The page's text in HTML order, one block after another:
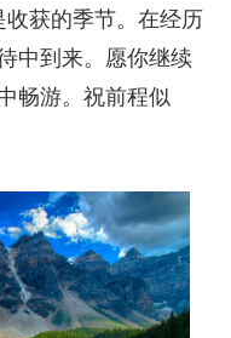
获的季节。在经历
中到来。愿你继续
畅游。祝前程似